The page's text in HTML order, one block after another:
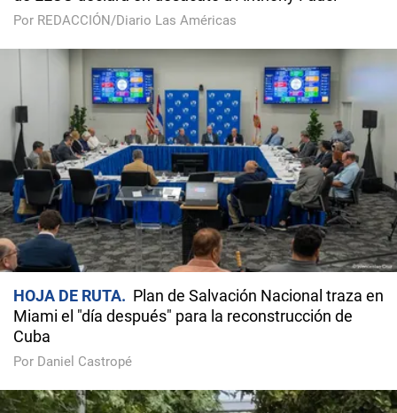
Por REDACCIÓN/Diario Las Américas
HOJA DE RUTA
Plan de Salvación Nacional traza en
Miami el "día después" para la reconstrucción de
Cuba
Por Daniel Castropé